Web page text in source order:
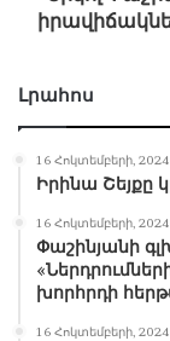
Լրահոս
16 Հոկտեմբերի, 2024
Իրինա Շեյքը
16 Հոկտեմբերի, 2024
Փաշինյանի
խորհրդի
16 Հոկտեմբերի, 2024